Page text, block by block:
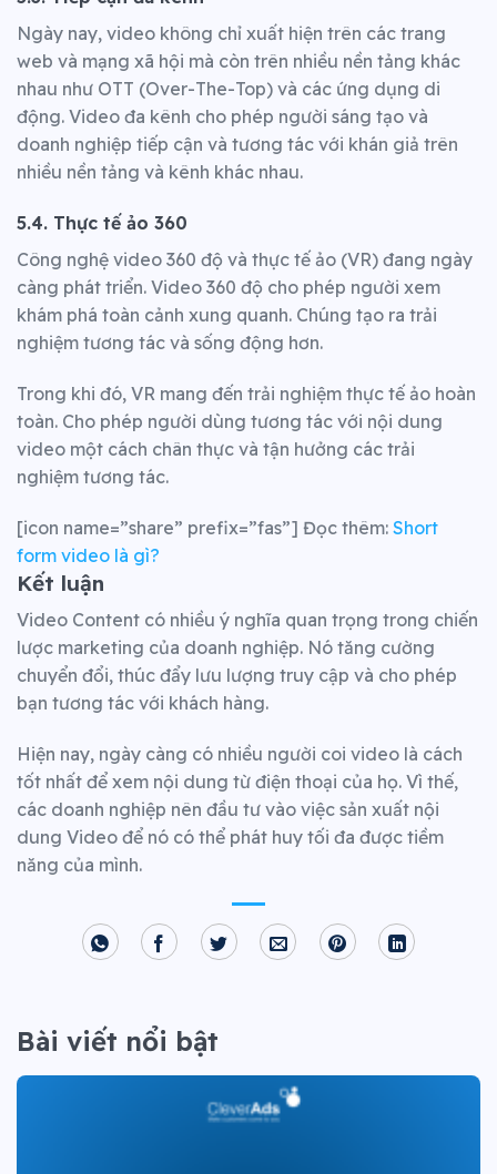
Ngày nay, video không chỉ xuất hiện trên các trang
web và mạng xã hội mà còn trên nhiều nền tảng khác
nhau như OTT (Over-The-Top) và các ứng dụng di
động. Video đa kênh cho phép người sáng tạo và
doanh nghiệp tiếp cận và tương tác với khán giả trên
nhiều nền tảng và kênh khác nhau.
5.4. Thực tế ảo 360
Công nghệ video 360 độ và thực tế ảo (VR) đang ngày
càng phát triển. Video 360 độ cho phép người xem
khám phá toàn cảnh xung quanh. Chúng tạo ra trải
nghiệm tương tác và sống động hơn.
Trong khi đó, VR mang đến trải nghiệm thực tế ảo hoàn
toàn. Cho phép người dùng tương tác với nội dung
video một cách chân thực và tận hưởng các trải
nghiệm tương tác.
[icon name=”share” prefix=”fas”] Đọc thêm: Short
form video là gì?
Kết luận
Video Content có nhiều ý nghĩa quan trọng trong chiến
lược marketing của doanh nghiệp. Nó tăng cường
chuyển đổi, thúc đẩy lưu lượng truy cập và cho phép
bạn tương tác với khách hàng.
Hiện nay, ngày càng có nhiều người coi video là cách
tốt nhất để xem nội dung từ điện thoại của họ. Vì thế,
các doanh nghiệp nên đầu tư vào việc sản xuất nội
dung Video để nó có thể phát huy tối đa được tiềm
năng của mình.
Bài viết nổi bật